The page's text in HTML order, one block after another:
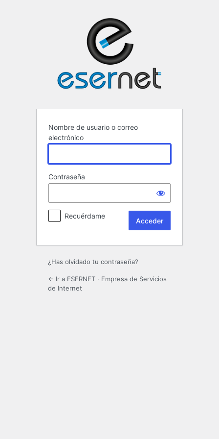
Nombre de usuario o correo
electrónico
Contraseña
Recuérdame
¿Has olvidado tu contraseña?
← Ir a ESERNET · Empresa de Servicios
de Internet